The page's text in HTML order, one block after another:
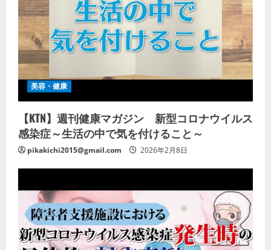
美容・健康
【KTN】週刊健康マガジン 新型コロナウイルス
感染症～生活の中で気を付けること～
pikakichi2015@gmail.com 2026年2月8日